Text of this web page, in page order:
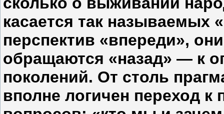
касается так
перспектив «впереди»,
обращаются «назад» — к
поколений. От столь
вполне логичен переход к